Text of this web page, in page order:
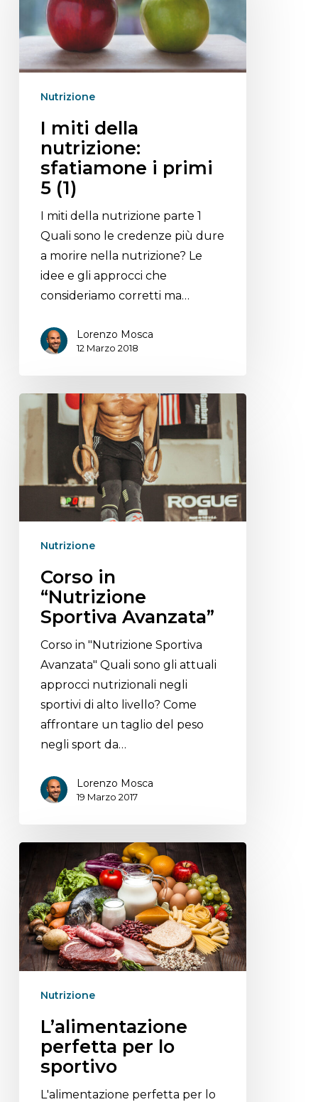
Nutrizione
I miti della
nutrizione:
sfatiamone i primi
5 (1)
I miti della nutrizione parte 1
Quali sono le credenze più dure
a morire nella nutrizione? Le
idee e gli approcci che
consideriamo corretti ma…
Lorenzo Mosca
12 Marzo 2018
Nutrizione
Corso in
“Nutrizione
Sportiva Avanzata”
Corso in "Nutrizione Sportiva
Avanzata" Quali sono gli attuali
approcci nutrizionali negli
sportivi di alto livello? Come
affrontare un taglio del peso
negli sport da…
Lorenzo Mosca
19 Marzo 2017
Nutrizione
L’alimentazione
perfetta per lo
sportivo
L'alimentazione perfetta per lo